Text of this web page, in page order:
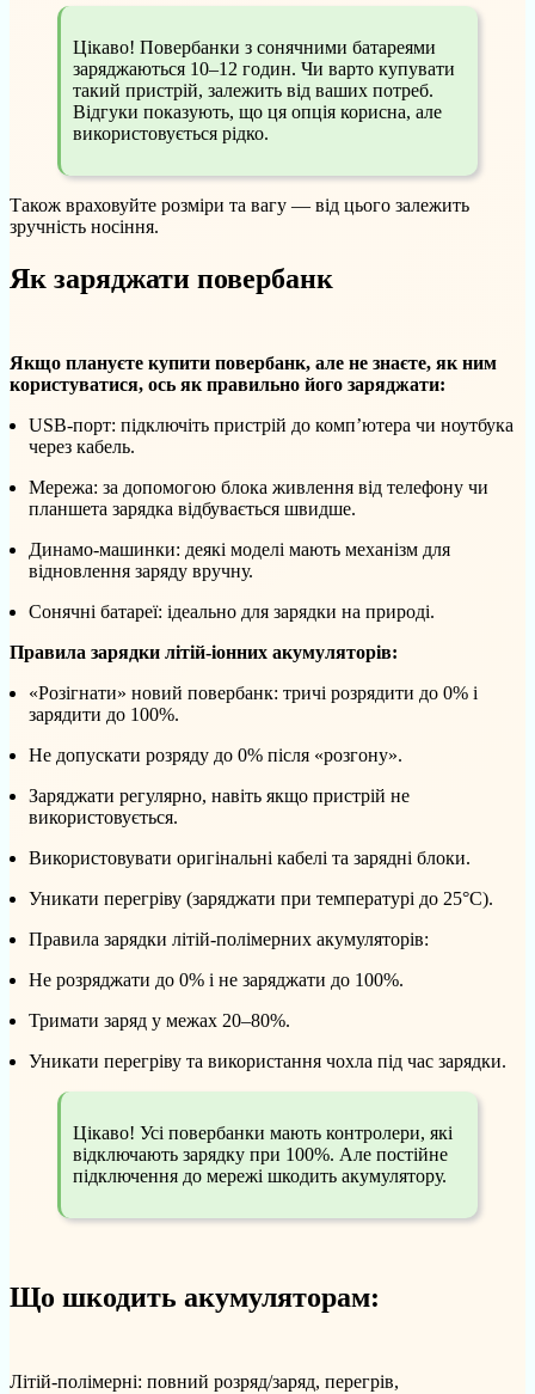
Цікаво! Повербанки з сонячними батареями
заряджаються 10–12 годин. Чи варто купувати
такий пристрій, залежить від ваших потреб.
Відгуки показують, що ця опція корисна, але
використовується рідко.
Також враховуйте розміри та вагу — від цього залежить
зручність носіння.
Як заряджати повербанк
Якщо плануєте купити повербанк, але не знаєте, як ним
користуватися, ось як правильно його заряджати:
USB-порт: підключіть пристрій до комп’ютера чи ноутбука
через кабель.
Мережа: за допомогою блока живлення від телефону чи
планшета зарядка відбувається швидше.
Динамо-машинки: деякі моделі мають механізм для
відновлення заряду вручну.
Сонячні батареї: ідеально для зарядки на природі.
Правила зарядки літій-іонних акумуляторів:
«Розігнати» новий повербанк: тричі розрядити до 0% і
зарядити до 100%.
Не допускати розряду до 0% після «розгону».
Заряджати регулярно, навіть якщо пристрій не
використовується.
Використовувати оригінальні кабелі та зарядні блоки.
Уникати перегріву (заряджати при температурі до 25°C).
Правила зарядки літій-полімерних акумуляторів:
Не розряджати до 0% і не заряджати до 100%.
Тримати заряд у межах 20–80%.
Уникати перегріву та використання чохла під час зарядки.
Цікаво! Усі повербанки мають контролери, які
відключають зарядку при 100%. Але постійне
підключення до мережі шкодить акумулятору.
Що шкодить акумуляторам:
Літій-полімерні: повний розряд/заряд, перегрів,